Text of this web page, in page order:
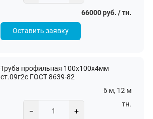
66000 руб. / тн.
Оставить заявку
Труба профильная 100х100х4мм
ст.09г2с ГОСТ 8639-82
6 м, 12 м
− +
тн.